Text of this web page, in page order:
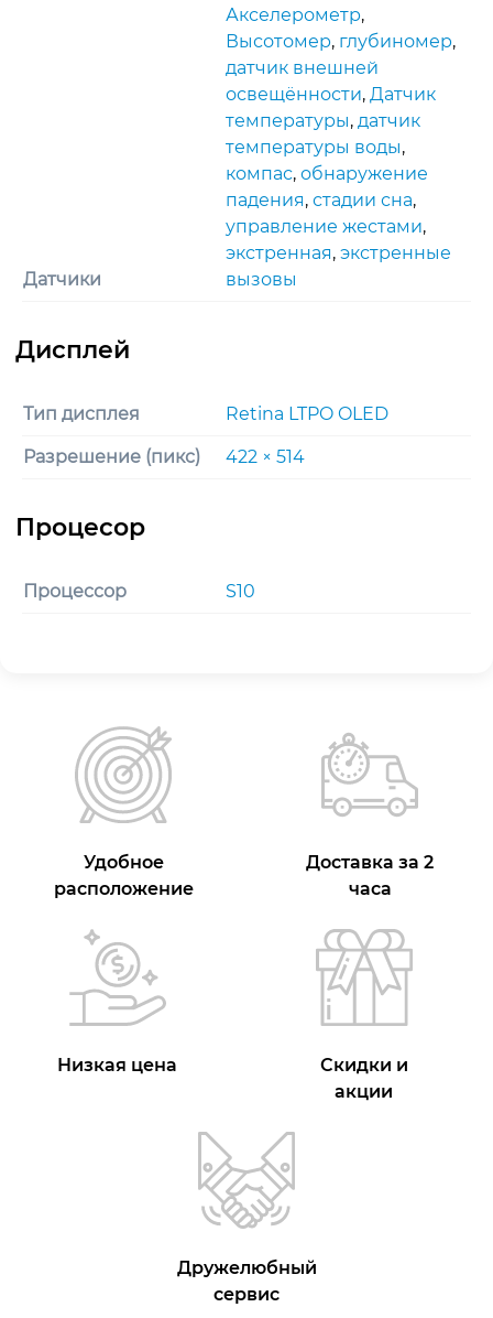
Датчики
Акселерометр,
Высотомер, глубиномер,
датчик внешней
освещённости, Датчик
температуры, датчик
температуры воды,
компас, обнаружение
падения, стадии сна,
управление жестами,
экстренная, экстренные
вызовы
Тип дисплея Retina LTPO OLED
Разрешение (пикс) 422 × 514
Процессор S10
Удобное
расположение
Доставка за 2
часа
Низкая цена
Скидки и
акции
Дружелюбный
сервис